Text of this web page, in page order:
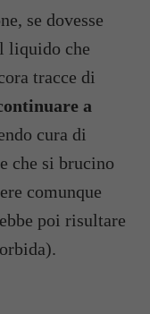
se dovesse
liquido che
tracce di
a
cura di
che si brucino
comunque
poi risultare